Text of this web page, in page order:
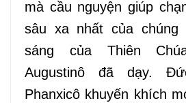
mà cầu nguyệngiúp
sâu xa nhất của
sáng của Thiên
Augustinô đã dạy.
Phanxicô khuyến khích